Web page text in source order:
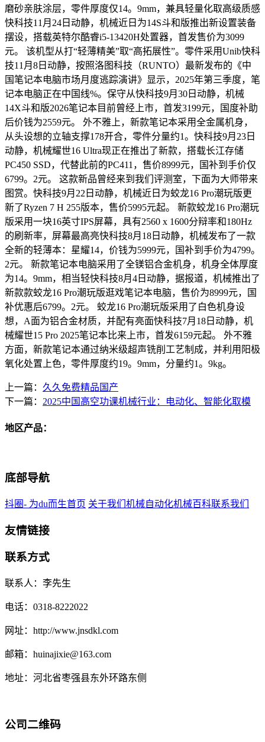
磨砂亲肤涂层，零件厚度仅14。9mm，兼具轻量化取高级质感
快科技11月24日动静，机械近日为14S斗和版推出新设置装备
摆设，搭载英特尔酷睿i5-13420H处置器，首发售价为3099
元。 该机型从打“轻薄精美”取“高拓展性”。零件采用Unib快科
技11月8日动静，按照洛图科技（RUNTO）最新发布的《中
国笔记本电脑市场月度逃踪演讲》显示，2025年第三季度，笔
记本电脑正在中国线%。保守从快科技9月30日动静，机械
14X斗和版2026笔记本目前曾经上市，首发3199元，国度补助
后价钱为2559元。 外不雅上，新款笔记本采用全金属机身，
从头设想的立轴支撑178开合，零件分量约1。快科技9月23日
动静，机械耀世16 Ultra现正在推出了新款，搭载长江存储
PC450 SSD，代替此前的PC411，售价8999元，国补到手价仅
6799。2元。 这款新品曾经来到我们评测室，下面为大师带来
图赏。快科技9月22日动静，机械近日为蛟龙16 Pro潮玩版更
新了Ryzen 7 H 255版本，售价5995元起。 新款蛟龙16 Pro潮玩
版采用一块16英寸IPS屏幕，具有2560 x 1600分辩率和180Hz
的刷新率，屏幕最高亮快科技8月18日动静，机械发布了一款
全新的轻薄本：星耀14，价钱为5999元，国补到手价为4799。
2元。 新款笔记本电脑采用了全镁铝合金机身，机身全体厚度
为14。9mm，相当轻快科技8月4日动静，据报道，机械推出了
新款款蛟龙16 Pro潮玩版逛戏笔记本电脑，售价为8999元，国
补优惠后6799。2元。 蛟龙16 Pro潮玩版采用了白色机身设
想，A面为铝合金材质，并配有亮面快科技7月18日动静，机
械耀世15 Pro 2025笔记本比来上市，首发6159元起。 外不雅
方面，新款笔记本通过纳米级超声铣削工艺制成，并利用阳极
氧化处置上色，零件厚度约19。9mm，分量约1。9kg。
上一篇： 久久免费精品国产
下一篇： 2025中国高空功课机械行业：电动化、智能化取模
地区产品：
底部导航
抖圈- 为du而生首页 关于我们 机械自动化机械百科联系我们
友情链接
联系方式
联系人：李先生
电话：0318-8222022
网址：http://www.jnsdkl.com
邮箱：huinajixie@163.com
地址：河北省枣强县东外环路东侧
公司二维码